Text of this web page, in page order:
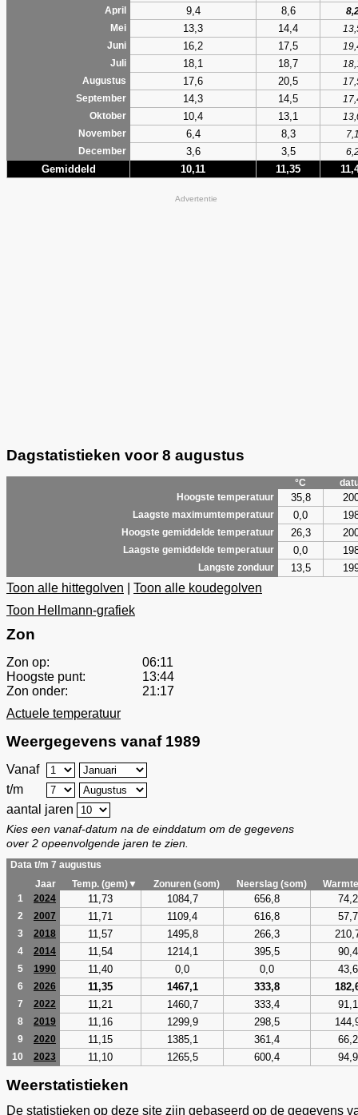
April 9,4 8,6
Mei
13,3 14,4
Juni
16,2 17,5
Juli
18,1 18,7
Augustus
17,6 20,5
September
14,3 14,5
Oktober
10,4 13,1
November
6,4 8,3
December
3,6 3,5
Gemiddeld 10,11 11,35
Advertentie
Dagstatistieken voor 8 augustus
°C
Hoogste temperatuur
35,8
Laagste maximumtemperatuur 0,0
Hoogste gemiddelde temperatuur 26,3
Laagste gemiddelde temperatuur 0,0
Langste zonduur 13,5
Toon alle hittegolven
Toon alle koudegolven
Toon Hellmann-grafiek
Zon
Zon op:
06:11
Hoogste punt:
13:44
Zon onder:
21:17
Actuele temperatuur
Weergegevens vanaf 1989
Vanaf
t/m
aantal jaren
Kies een vanaf-datum na de einddatum om de gegevens
over 2 opeenvolgende jaren te zien.
Data t/m 7 augustus
Jaar
Temp. (gem)▼ Zonuren (som) Neerslag (som)
1
2024 11,73 1084,7 656,8 74,2
2 2007 11,71 1109,4 616,8 57,7
3 2018 11,57 1495,8 266,3
4 2014 11,54 1214,1 395,5 90,4
5 1990 11,40 0,0 0,0 43,6
6 2026 11,35 1467,1 333,8
7 2022 11,21 1460,7 333,4 91,1
8 2019 11,16 1299,9 298,5
9 2020 11,15 1385,1 361,4 66,2
10 2023 11,10 1265,5 600,4 94,9
Weerstatistieken
De statistieken op deze site zijn gebaseerd op de gegevens